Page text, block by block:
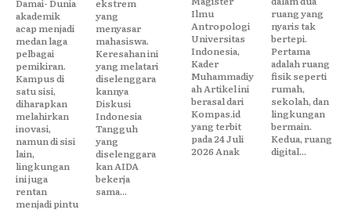
Damai- Dunia
akademik
acap menjadi
medan laga
pelbagai
pemikiran.
Kampus di
satu sisi,
diharapkan
melahirkan
inovasi,
namun di sisi
lain,
lingkungan
ini juga
rentan
menjadi pintu
ekstrem
yang
menyasar
mahasiswa.
Keresahan ini
yang melatari
diselenggara
kannya
Diskusi
Indonesia
Tangguh
yang
diselenggara
kan AIDA
bekerja
sama...
Ilmu
Antropologi
Universitas
Indonesia,
Kader
Muhammadiy
ah Artikel ini
berasal dari
Kompas.id
yang terbit
pada 24 Juli
2026 Anak
ruang yang
nyaris tak
bertepi.
Pertama
adalah ruang
fisik seperti
rumah,
sekolah, dan
lingkungan
bermain.
Kedua, ruang
digital...